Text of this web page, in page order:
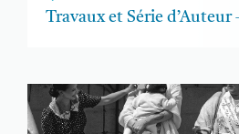
Travaux et Série d’Auteur